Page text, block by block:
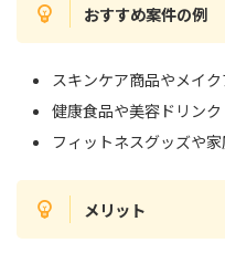
おすすめ案件の例
スキンケア商品やメイ
健康食品や美容ドリンク
フィットネスグッズや
メリット